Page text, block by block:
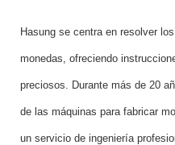
Hasung se centra en resolver
monedas, ofreciendo
preciosos. Durante más de 20
de las máquinas para fabricar
un servicio de ingeniería